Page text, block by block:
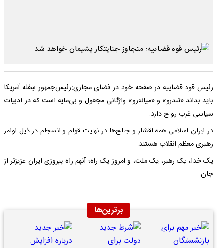
رئیس قوه قضاییه در صفحه خود در فضای مجازی:رئیس‌جمهور سِفله آمریکا
باید بداند «تندرو» و «میانه‌رو» واژگانی مجعول و بی‌مایه است که در ادبیات
سیاسی غرب رواج دارد.
‌در ایران اسلامی همه اقشار و جناح‌ها در نهایت قوام و انسجام در ذیل اوامر
رهبری معظم انقلاب هستند.
یک خدا، یک رهبر، یک ملت، و امروز یک راه؛ آنهم راه پیروزی ایران عزیزتر از
جان.
برترین‌ها